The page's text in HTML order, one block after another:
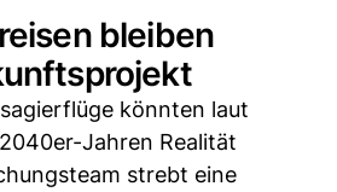
bleiben
könnten laut
Jahren Realität
strebt eine